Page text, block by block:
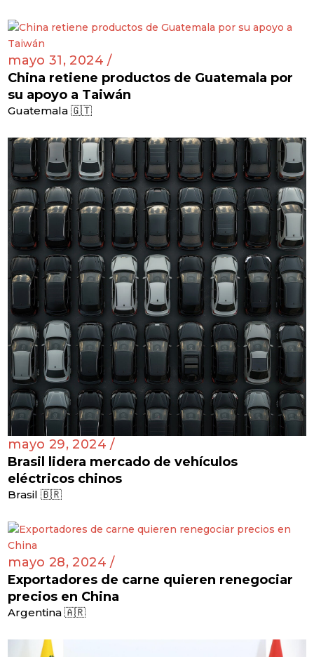
mayo 31, 2024 /
China retiene productos de Guatemala por
su apoyo a Taiwán
Guatemala 🇬🇹
mayo 29, 2024 /
Brasil lidera mercado de vehículos
eléctricos chinos
Brasil 🇧🇷
mayo 28, 2024 /
Exportadores de carne quieren renegociar
precios en China
Argentina 🇦🇷